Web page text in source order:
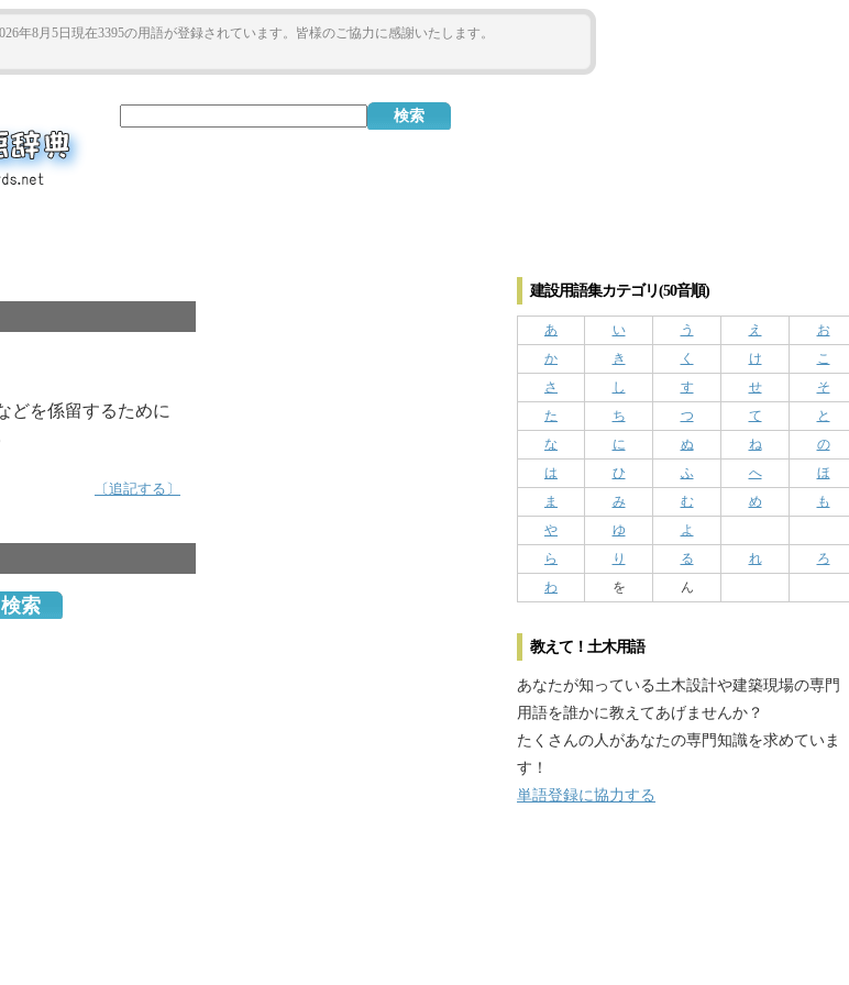
年8月5日現在3395の用語が登録されています。皆様のご協力に感謝いたします。
どを係留するために
〔追記する〕
建設用語集カテゴリ(50音順)
あ い う え
お
か
き く け
こ
さ
し す せ
そ
た
ち つ て
と
な
に ぬ ね
の
は
ひ ふ へ
ほ
ま
み む め
も
や
ゆ
よ
ら
り る れ
ろ
わ
を ん
教えて！土木用語
あなたが知っている土木設計や建築現場の専門
用語を誰かに教えてあげませんか？
たくさんの人があなたの専門知識を求めていま
す！
単語登録に協力する